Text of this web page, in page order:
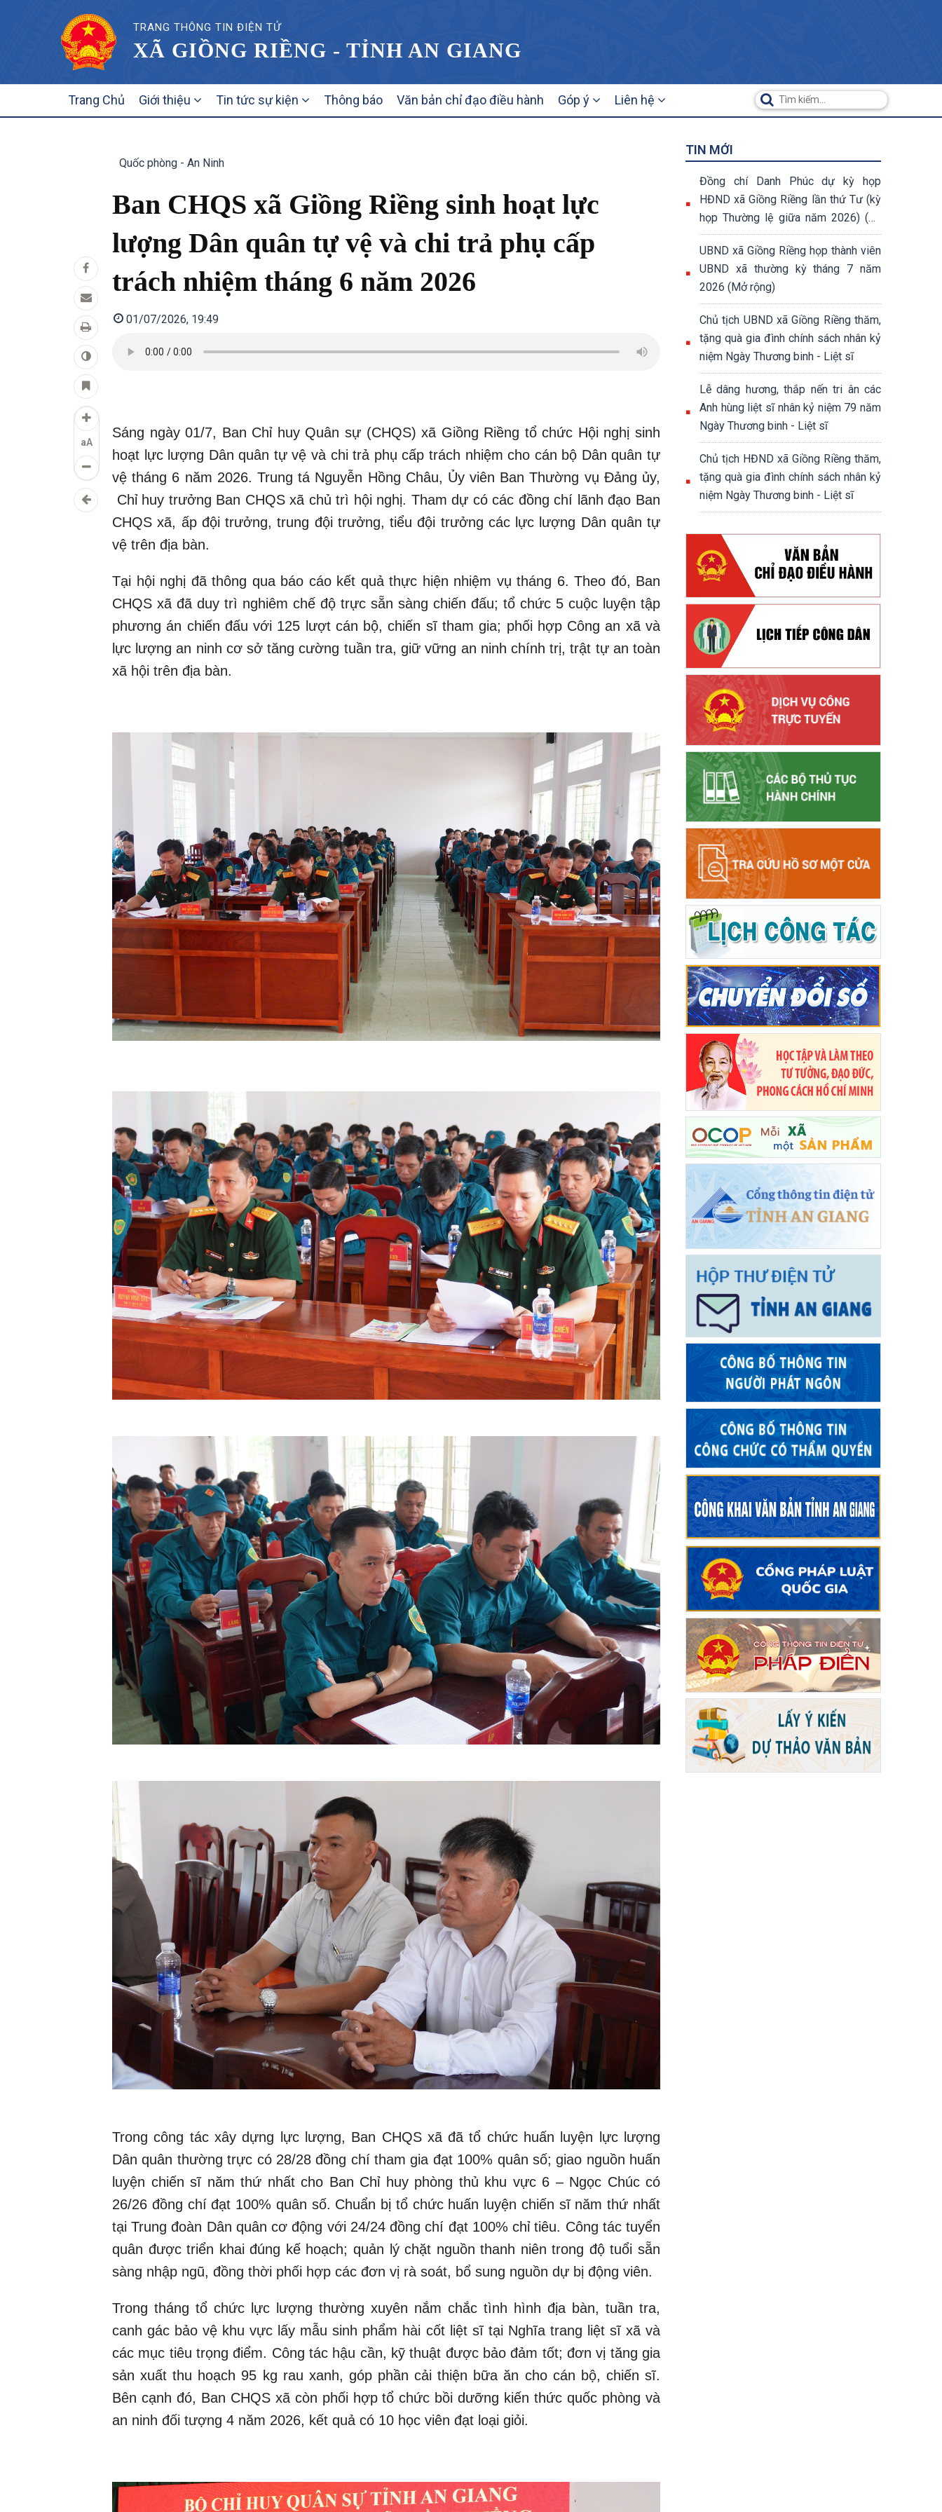
TRANG THÔNG TIN ĐIỆN TỬ
XÃ GIỒNG RIỀNG - TỈNH AN GIANG
NAVIGATION
Trang Chủ Giới thiệu Tin tức sự kiện Thông báo Văn bản chỉ đạo điều hành Góp ý Liên hệ
aA
Quốc phòng - An Ninh
Ban CHQS xã Giồng Riềng sinh hoạt lực
lượng Dân quân tự vệ và chi trả phụ cấp
trách nhiệm tháng 6 năm 2026
01/07/2026, 19:49
Sáng ngày 01/7, Ban Chỉ huy Quân sự (CHQS) xã Giồng Riềng tổ chức Hội nghị sinh
hoạt lực lượng Dân quân tự vệ và chi trả phụ cấp trách nhiệm cho cán bộ Dân quân tự
vệ tháng 6 năm 2026. Trung tá Nguyễn Hồng Châu, Ủy viên Ban Thường vụ Đảng ủy,
Chỉ huy trưởng Ban CHQS xã chủ trì hội nghị. Tham dự có các đồng chí lãnh đạo Ban
CHQS xã, ấp đội trưởng, trung đội trưởng, tiểu đội trưởng các lực lượng Dân quân tự
vệ trên địa bàn.
Tại hội nghị đã thông qua báo cáo kết quả thực hiện nhiệm vụ tháng 6. Theo đó, Ban
CHQS xã đã duy trì nghiêm chế độ trực sẵn sàng chiến đấu; tổ chức 5 cuộc luyện tập
phương án chiến đấu với 125 lượt cán bộ, chiến sĩ tham gia; phối hợp Công an xã và
lực lượng an ninh cơ sở tăng cường tuần tra, giữ vững an ninh chính trị, trật tự an toàn
xã hội trên địa bàn.
Trong công tác xây dựng lực lượng, Ban CHQS xã đã tổ chức huấn luyện lực lượng
Dân quân thường trực có 28/28 đồng chí tham gia đạt 100% quân số; giao nguồn huấn
luyện chiến sĩ năm thứ nhất cho Ban Chỉ huy phòng thủ khu vực 6 – Ngọc Chúc có
26/26 đồng chí đạt 100% quân số. Chuẩn bị tổ chức huấn luyện chiến sĩ năm thứ nhất
tại Trung đoàn Dân quân cơ động với 24/24 đồng chí đạt 100% chỉ tiêu. Công tác tuyển
quân được triển khai đúng kế hoạch; quản lý chặt nguồn thanh niên trong độ tuổi sẵn
sàng nhập ngũ, đồng thời phối hợp các đơn vị rà soát, bổ sung nguồn dự bị động viên.
Trong tháng tổ chức lực lượng thường xuyên nắm chắc tình hình địa bàn, tuần tra,
canh gác bảo vệ khu vực lấy mẫu sinh phẩm hài cốt liệt sĩ tại Nghĩa trang liệt sĩ xã và
các mục tiêu trọng điểm. Công tác hậu cần, kỹ thuật được bảo đảm tốt; đơn vị tăng gia
sản xuất thu hoạch 95 kg rau xanh, góp phần cải thiện bữa ăn cho cán bộ, chiến sĩ.
Bên cạnh đó, Ban CHQS xã còn phối hợp tổ chức bồi dưỡng kiến thức quốc phòng và
an ninh đối tượng 4 năm 2026, kết quả có 10 học viên đạt loại giỏi.
TIN MỚI
Đồng chí Danh Phúc dự kỳ họp
HĐND xã Giồng Riềng lần thứ Tư (kỳ
họp Thường lệ giữa năm 2026) (07
nghị quyết đã được thông qua tại kỳ
họp)
UBND xã Giồng Riềng họp thành viên
UBND xã thường kỳ tháng 7 năm
2026 (Mở rộng)
Chủ tịch UBND xã Giồng Riềng thăm,
tặng quà gia đình chính sách nhân kỷ
niệm Ngày Thương binh - Liệt sĩ
Lễ dâng hương, thắp nến tri ân các
Anh hùng liệt sĩ nhân kỷ niệm 79 năm
Ngày Thương binh - Liệt sĩ
Chủ tịch HĐND xã Giồng Riềng thăm,
tặng quà gia đình chính sách nhân kỷ
niệm Ngày Thương binh - Liệt sĩ